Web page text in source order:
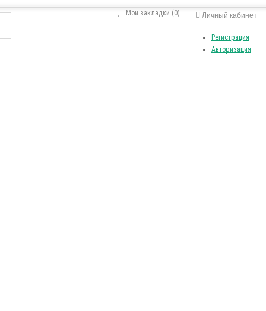
Личный кабинет
Регистрация
Авторизация
Мои закладки (0)